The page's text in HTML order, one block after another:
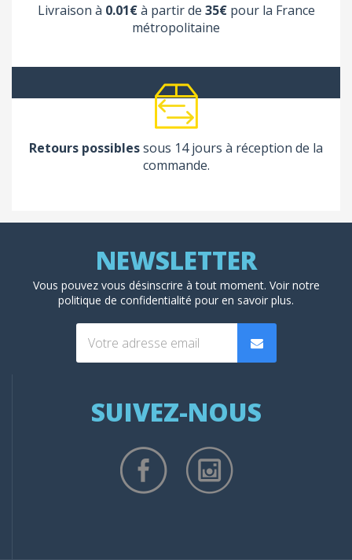
Livraison à 0.01€à partir de 35€pour la France
métropolitaine
Retours possiblessous 14 jours à réception de la
commande.
Vous pouvez vous désinscrire à tout moment. Voir notre
politique de confidentialité pour en savoir plus.
SUIVEZ-NOUS